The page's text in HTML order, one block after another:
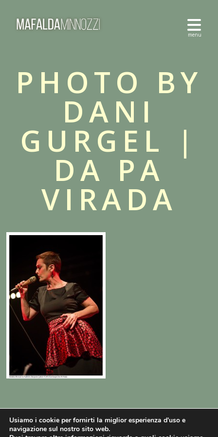
PHOTO BY
DANI
GURGEL |
DA PA
VIRADA
Usiamo i cookie per fornirti la miglior esperienza d'uso e
navigazione sul nostro sito web.